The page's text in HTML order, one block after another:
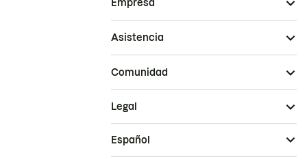
Empresa
Asistencia
Comunidad
Legal
Español